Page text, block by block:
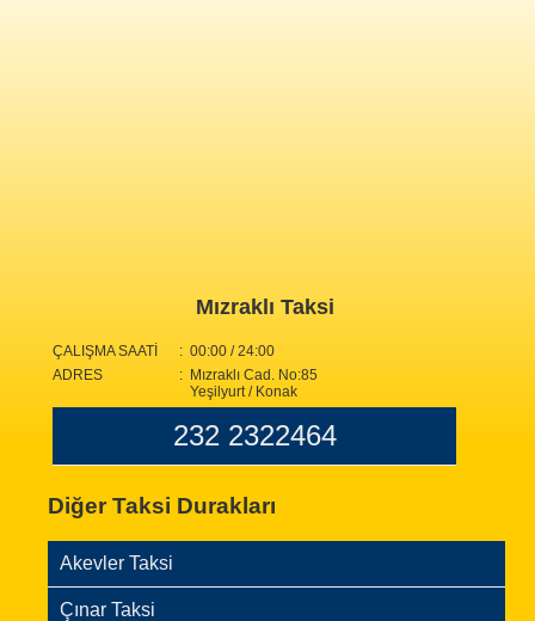
Mızraklı Taksi
ÇALIŞMA SAATİ
: 00:00 / 24:00
ADRES
: Mızraklı Cad. No:85
Yeşilyurt / Konak
232 2322464
Diğer Taksi Durakları
Akevler Taksi
Çınar Taksi